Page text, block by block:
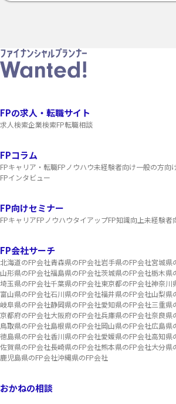
FPの求人・転職サイト
求人検索企業検索FP転職相談
FPコラム
FPキャリア・転職FPノウハウ未経験者向け一般の方向
FPインタビュー
FP向けセミナー
FPキャリアFPノウハウタイアップFP知識向上未経験者
FP会社サーチ
北海道のFP会社青森県のFP会社岩手県のFP会社宮城県
山形県のFP会社福島県のFP会社茨城県のFP会社栃木県
埼玉県のFP会社千葉県のFP会社東京都のFP会社神奈川
富山県のFP会社石川県のFP会社福井県のFP会社山梨県
岐阜県のFP会社静岡県のFP会社愛知県のFP会社三重県
京都府のFP会社大阪府のFP会社兵庫県のFP会社奈良県
鳥取県のFP会社島根県のFP会社岡山県のFP会社広島県
徳島県のFP会社香川県のFP会社愛媛県のFP会社高知県
佐賀県のFP会社長崎県のFP会社熊本県のFP会社大分県
鹿児島県のFP会社沖縄県のFP会社
おかねの相談